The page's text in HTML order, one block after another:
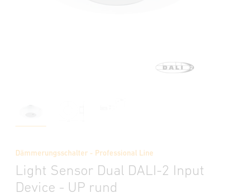
Dämmerungsschalter - Professional Line
Light Sensor Dual DALI-2 Input
Device - UP rund